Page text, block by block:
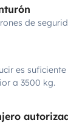
de
es
a 3500 kg.